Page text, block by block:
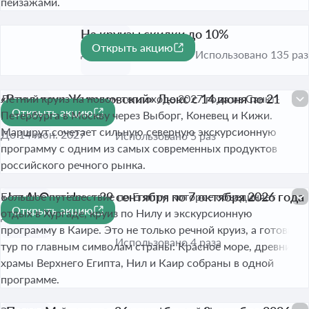
-10%
На круизы скидки до 10%
До 30 сент. 2026
Открыть акцию
Использовано 135 раз
«Владимир Жириновский» Люкс с 14 июня по 21
июня 2027 года
До 14 июн. 2027
Летний круиз на новом теплоходе 2027 года из Санкт-
Петербурга в Москву через Выборг, Коневец и Кижи.
Маршрут сочетает сильную северную экскурсионную
программу с одним из самых современных продуктов
российского речного рынка.
Открыть акцию
Использовано 5 раз
«Jaz Al Qassida» с 29 сентября по 7 октября 2026 года
До 29 сент. 2026
Большое путешествие по Египту, которое объединяет
отдых в Хургаде, круиз по Нилу и экскурсионную
программу в Каире. Это не только речной круиз, а готовый
тур по главным символам страны: Красное море, древние
храмы Верхнего Египта, Нил и Каир собраны в одной
программе.
Открыть акцию
Использовано 4 раза